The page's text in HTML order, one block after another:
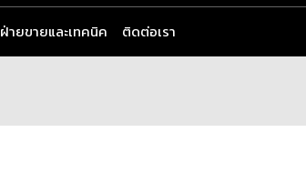
ฝ่ายขายและเทคนิค ติดต่อเรา